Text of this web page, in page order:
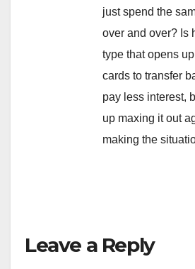
just spend the
over and over? Is
type that opens
cards to transfer
pay less interest,
up maxing it out
making the
Leave a Reply